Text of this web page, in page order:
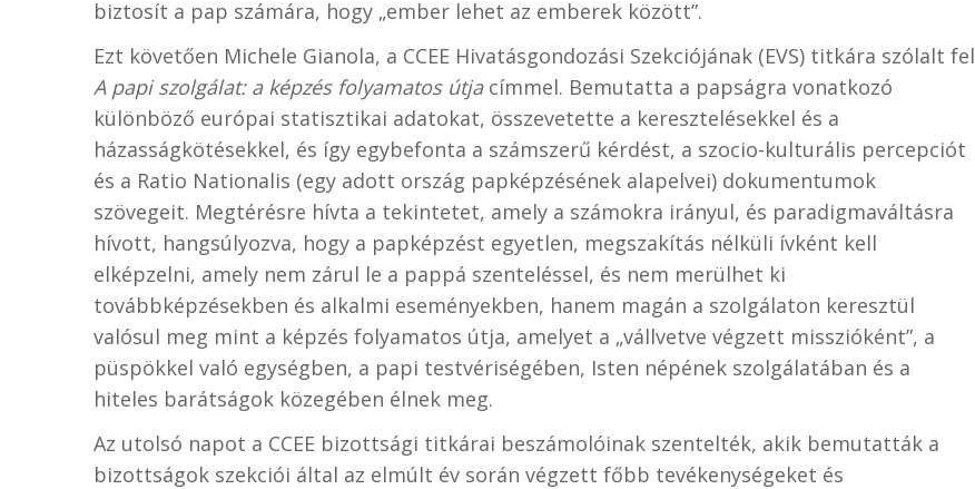
biztosít a pap számára, hogy „ember lehet az emberek között”.
Ezt követően Michele Gianola, a CCEE Hivatásgondozási Szekciójának (EVS) titkára szólalt fel
A papi szolgálat: a képzés folyamatos útjacímmel. Bemutatta a papságra vonatkozó
különböző európai statisztikai adatokat, összevetette a keresztelésekkel és a
házasságkötésekkel, és így egybefonta a számszerű kérdést, a szocio-kulturális percepciót
és a Ratio Nationalis (egy adott ország papképzésének alapelvei) dokumentumok
szövegeit. Megtérésre hívta a tekintetet, amely a számokra irányul, és paradigmaváltásra
hívott, hangsúlyozva, hogy a papképzést egyetlen, megszakítás nélküli ívként kell
elképzelni, amely nem zárul le a pappá szenteléssel, és nem merülhet ki
továbbképzésekben és alkalmi eseményekben, hanem magán a szolgálaton keresztül
valósul meg mint a képzés folyamatos útja, amelyet a „vállvetve végzett misszióként”, a
püspökkel való egységben, a papi testvériségében, Isten népének szolgálatában és a
hiteles barátságok közegében élnek meg.
Az utolsó napot a CCEE bizottsági titkárai beszámolóinak szentelték, akik bemutatták a
bizottságok szekciói által az elmúlt év során végzett főbb tevékenységeket és